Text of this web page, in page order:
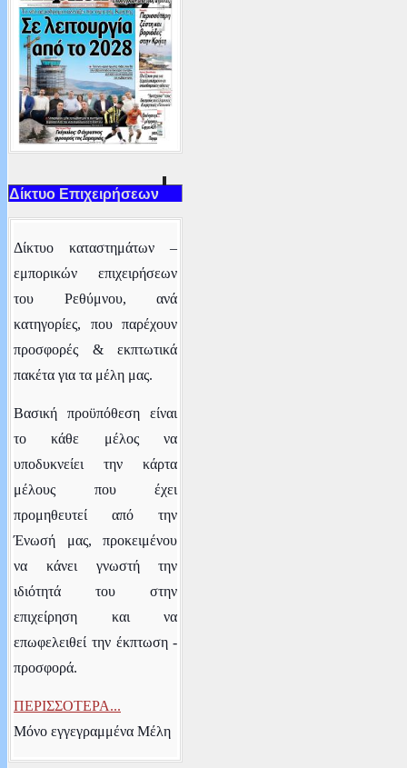
Δίκτυο Επιχειρήσεων
Δίκτυο καταστημάτων –
εμπορικών επιχειρήσεων
του Ρεθύμνου, ανά
κατηγορίες, που παρέχουν
προσφορές & εκπτωτικά
πακέτα για τα μέλη μας.
Βασική προϋπόθεση είναι
το κάθε μέλος να
υποδυκνείει την κάρτα
μέλους που έχει
προμηθευτεί από την
Ένωσή μας, προκειμένου
να κάνει γνωστή την
ιδιότητά του στην
επιχείρηση και να
επωφελειθεί την έκπτωση -
προσφορά.
ΠΕΡΙΣΣΟΤΕΡΑ...
Μόνο εγγεγραμμένα Μέλη